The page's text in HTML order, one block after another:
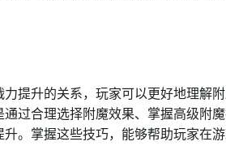
提升的关系，玩家可以更好地理解
过合理选择附魔效果、掌握高级附
。掌握这些技巧，能够帮助玩家在游